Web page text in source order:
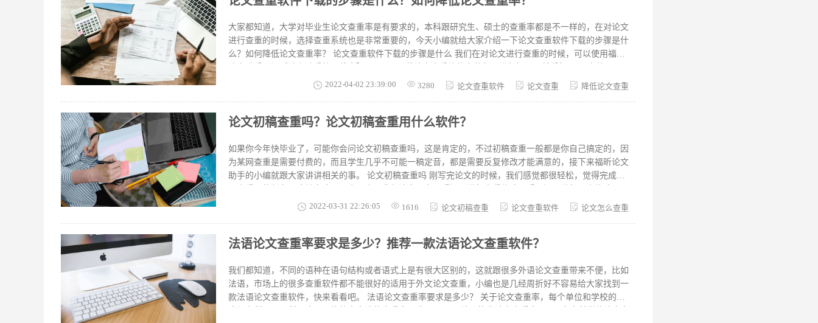
享受专业版的查重服务，第二，福昕论文助手的安全保证是有目共睹的，这么多年，从来没有出现过论文泄
露现象。 上面的内容主要是和朋友们分享了硕士论文查重软件怎么选择和哪家查重平台的性价比最高这两
个问题，这也是很多朋友比较关注的问题，毕竟硕士论文来之不易，如果不小心被他人盗取，那那麻烦可就
大了。
大家都知道，大学对毕业生论文查重率是有要求的，本科跟研究生、硕士的查重率都是不一样的，在对论文
进行查重的时候，选择查重系统也是非常重要的，今天小编就给大家介绍一下论文查重软件下载的步骤是什
么？如何降低论文查重率？ 论文查重软件下载的步骤是什么 我们在对论文进行查重的时候，可以使用福昕
阅读用户许可协议，勾选同意用户许可协议。 3、点击自定义安装，默认是C盘，建议安在D盘，设置好后，
等论文完成后标红的段落我们自己可能都不清楚哪些是引用转化成自己话语叙述的。 2、一定要用专业的查
在写论文的时候，可以举一些实例和数据。 以上就是小编给大家介绍的论文查重软件下载的步骤是什么？
如
2022-04-02 23:39:00 3280 论文查重软件 论文查重 降低论文查重
论文初稿查重吗？论文初稿查重用什么软件？
如果你今年快毕业了，可能你会问论文初稿查重吗，这是肯定的，不过初稿查重一般都是你自己搞定的，因
为某网查重是需要付费的，而且学生几乎不可能一稿定音，都是需要反复修改才能满意的，接下来福昕论文
助手的小编就跟大家讲讲相关的事。 论文初稿查重吗 刚写完论文的时候，我们感觉都很轻松，觉得完成了
次修改，毕业论文的查重是为了检测论文重复率是不是在学校要求的范围内。同时我们论文一次性通过论文
量，降低论文的重复率。比我们盲目修改论文节省时间，提升效率。 现在论文初稿不是导师来进行查重
脑要大很多。查重结果也会比人工更加的精准。 为了提升我们论文初稿查重的准确性，我们建议大家使用
学校要求的论文查重软件进行查重，只有学校要求的
2022-03-31 22:26:05 1616 论文初稿查重 论文查重软件 论文怎么查重
法语论文查重率要求是多少？推荐一款法语论文查重软件？
我们都知道，不同的语种在语句结构或者语式上是有很大区别的，这就跟很多外语论文查重带来不便，比如
法语，市场上的很多查重软件都不能很好的适用于外文论文查重，小编也是几经周折好不容易给大家找到一
款法语论文查重软件，快来看看吧。 法语论文查重率要求是多少？ 关于论文查重率，每个单位和学校的要